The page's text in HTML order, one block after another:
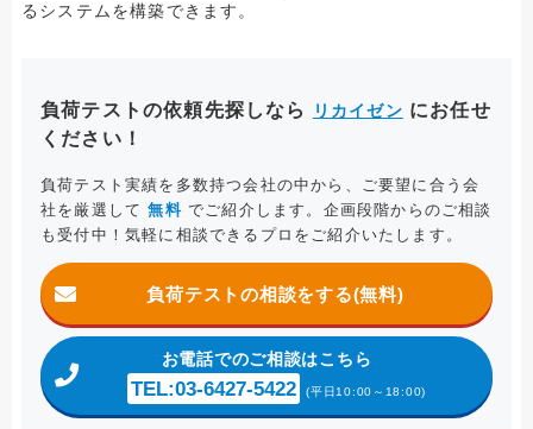
るシステムを構築できます。
負荷テストの依頼先探しなら リカイゼン にお任せ
ください！
負荷テスト実績を多数持つ会社の中から、ご要望に合う会
社を厳選して無料でご紹介します。企画段階からのご相談
も受付中！気軽に相談できるプロをご紹介いたします。
負荷テストの相談をする(無料)
お電話でのご相談はこちら
TEL:03-6427-5422 (平日10:00～18:00)